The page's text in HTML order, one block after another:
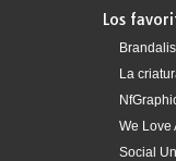
Los
La
We Love
Social